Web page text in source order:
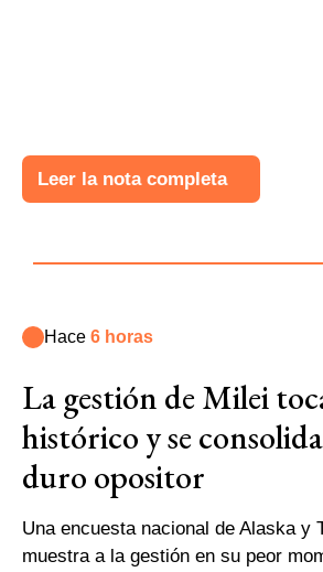
Leer la nota completa
Hace 6 horas
La gestión de Milei
histórico y se
duro opositor
Una encuesta nacional de Alaska y
muestra a la gestión en su peor